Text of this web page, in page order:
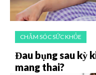
CHĂM SÓC SỨC KHỎE
Đau bụng sau kỳ
mang thai?